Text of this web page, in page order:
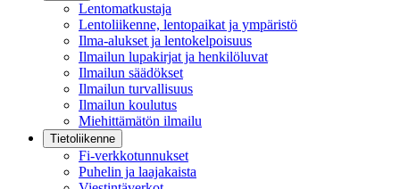
Lentomatkustaja
Lentoliikenne, lentopaikat ja ympäristö
Ilma-alukset ja lentokelpoisuus
Ilmailun lupakirjat ja henkilöluvat
Ilmailun säädökset
Ilmailun turvallisuus
Ilmailun koulutus
Miehittämätön ilmailu
Tietoliikenne
Fi-verkkotunnukset
Puhelin ja laajakaista